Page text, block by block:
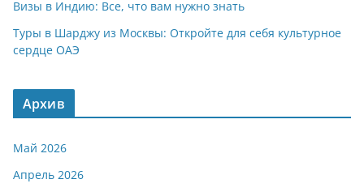
Визы в Индию: Все, что вам нужно знать
Туры в Шарджу из Москвы: Откройте для себя культурное
сердце ОАЭ
Архив
Май 2026
Апрель 2026